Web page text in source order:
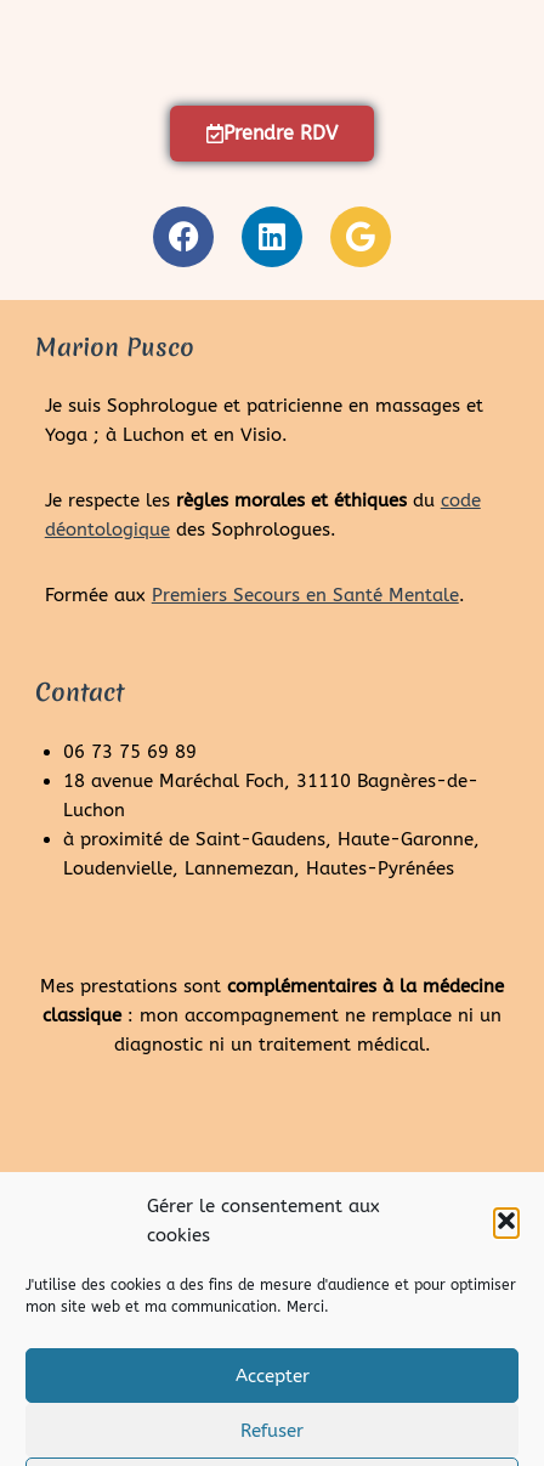
Gérer le consentement aux
cookies
J'utilise des cookies a des fins de mesure d'audience et pour optimiser
mon site web et ma communication. Merci.
Accepter
Refuser
Prendre RDV
Marion Pusco
Je suis Sophrologue et patricienne en massages et
Yoga ; à Luchon et en Visio.
Je respecte les règles morales et éthiquesdu code
déontologiquedes Sophrologues.
Formée aux Premiers Secours en Santé Mentale.
Contact
06 73 75 69 89
18 avenue Maréchal Foch, 31110 Bagnères-de-
Luchon
à proximité de Saint-Gaudens, Haute-Garonne,
Loudenvielle, Lannemezan, Hautes-Pyrénées
Mes prestations sont complémentaires à la médecine
classique : mon accompagnement ne remplace ni un
diagnostic ni un traitement médical.